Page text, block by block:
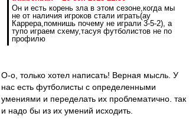
Он и есть корень зла в этом сезоне,когда мы
не от наличия игроков стали играть(ау
Каррера,помнишь почему не играли 3-5-2), а
тупо играем схему,тасуя футболистов не по
профилю
О-о, только хотел написать! Верная мысль. У
нас есть футболисты с определенными
умениями и переделать их проблематично. так
и надо бы из их умений исходить.